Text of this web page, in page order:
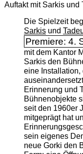
Auftakt mit Sarkis und
Die Spielzeit
Sarkisund
Premiere: 4.
mit dem Kantor
Sarkis den
eine Installation,
Erinnerung und
Bühnenobjekte
seit den 1960er
mitgeprägt hat
sein eigenes
neue Gorki den